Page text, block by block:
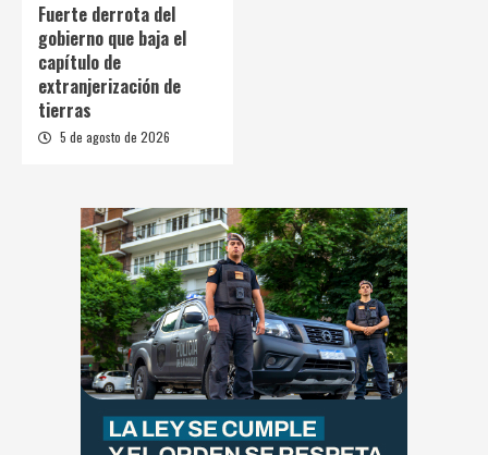
Fuerte derrota del
gobierno que baja el
capítulo de
extranjerización de
tierras
5 de agosto de 2026